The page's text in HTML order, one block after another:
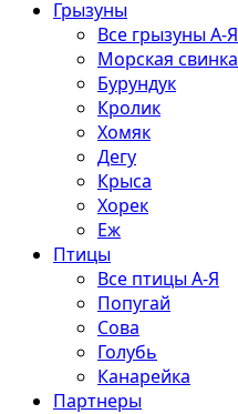
Грызуны
Все грызуны А-Я
Морская свинка
Бурундук
Кролик
Хомяк
Дегу
Крыса
Хорек
Еж
Птицы
Все птицы А-Я
Попугай
Сова
Голубь
Канарейка
Партнеры